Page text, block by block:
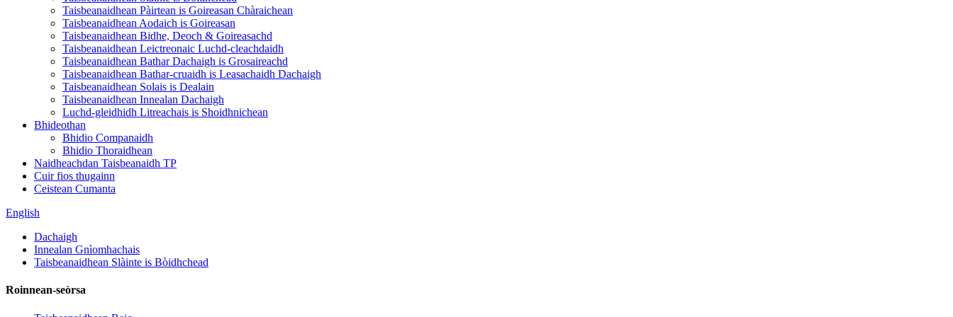
Taisbeanaidhean Pàirtean is Goireasan Chàraichean
Taisbeanaidhean Aodaich is Goireasan
Taisbeanaidhean Bidhe, Deoch & Goireasachd
Taisbeanaidhean Leictreonaic Luchd-cleachdaidh
Taisbeanaidhean Bathar Dachaigh is Grosaireachd
Taisbeanaidhean Bathar-cruaidh is Leasachaidh Dachaigh
Taisbeanaidhean Solais is Dealain
Taisbeanaidhean Innealan Dachaigh
Luchd-gleidhidh Litreachais is Shoidhnichean
Bhideothan
Bhidio Companaidh
Bhidio Thoraidhean
Naidheachdan Taisbeanaidh TP
Cuir fios thugainn
Ceistean Cumanta
English
Dachaigh
Innealan Gnìomhachais
Taisbeanaidhean Slàinte is Bòidhchead
Roinnean-seòrsa